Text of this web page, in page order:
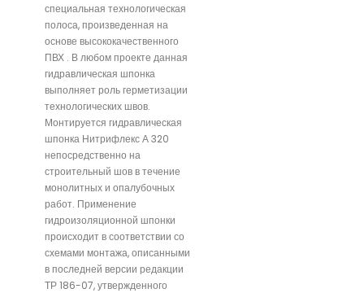
специальная технологическая
полоса, произведенная на
основе высококачественного
ПВХ . В любом проекте данная
гидравлическая шпонка
выполняет роль герметизации
технологических швов.
Монтируется гидравлическая
шпонка Нитрифлекс А 320
непосредственно на
строительный шов в течение
монолитных и опалубочных
работ. Применение
гидроизоляционной шпонки
происходит в соответствии со
схемами монтажа, описанными
в последней версии редакции
ТР 186-07, утвержденного